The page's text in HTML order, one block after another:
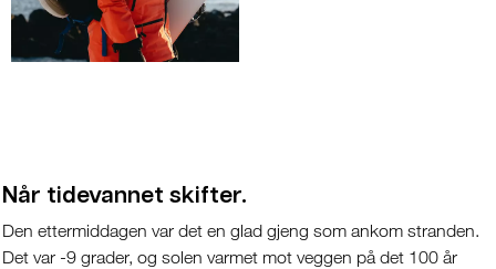
Når tidevannet skifter.
Den ettermiddagen var det en glad gjeng som ankom stranden.
Det var -9 grader, og solen varmet mot veggen på det 100 år